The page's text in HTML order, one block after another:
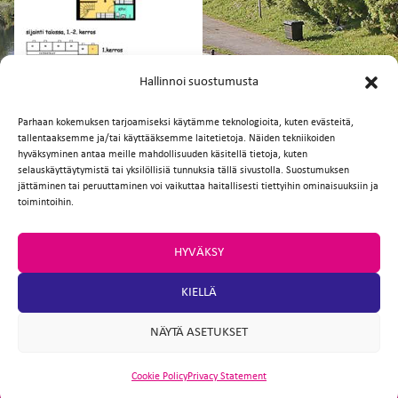
Hallinnoi suostumusta
Parhaan kokemuksen tarjoamiseksi käytämme teknologioita, kuten evästeitä,
tallentaaksemme ja/tai käyttääksemme laitetietoja. Näiden tekniikoiden
hyväksyminen antaa meille mahdollisuuden käsitellä tietoja, kuten
selauskäyttäytymistä tai yksilöllisiä tunnuksia tällä sivustolla. Suostumuksen
jättäminen tai peruuttaminen voi vaikuttaa haitallisesti tiettyihin ominaisuuksiin ja
toimintoihin.
HYVÄKSY
KIELLÄ
NÄYTÄ ASETUKSET
Cookie PolicyPrivacy Statement
Facebook
TwitterEmailWhatsApp